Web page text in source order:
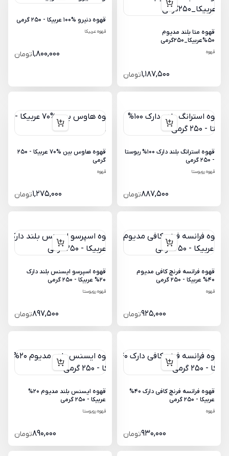
قهوه متا بلند مدیوم
50%عربیکا_250گرمی
قهوه
1,187,500تومان
قهوه دنیرو %100 عربیکا - 250 گرمی
قهوه عربیکا
1,800,000تومان
قهوه استرانگ بلند دارک 100% ربوستا
- 250 گرمی
قهوه روبوستا
887,500تومان
قهوه هاوس بین %70 عربیکا - 250
گرمی
قهوه
1,275,000تومان
قهوه فرانسه فرنچ کافی مدیوم
40% عربیکا - 250 گرمی
قهوه
925,000تومان
قهوه اسپرسو ایسنس بلند دارک
20% عربیکا - 250 گرمی
قهوه روبوستا
897,500تومان
قهوه فرانسه فرنچ کافی دارک 40%
عربیکا - 250 گرمی
قهوه
930,000تومان
قهوه ایسنس بلند مدیوم 20%
عربیکا - 250 گرمی
قهوه روبوستا
890,000تومان